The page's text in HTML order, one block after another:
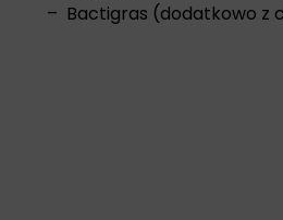
– Bactigras (dodatkowo z